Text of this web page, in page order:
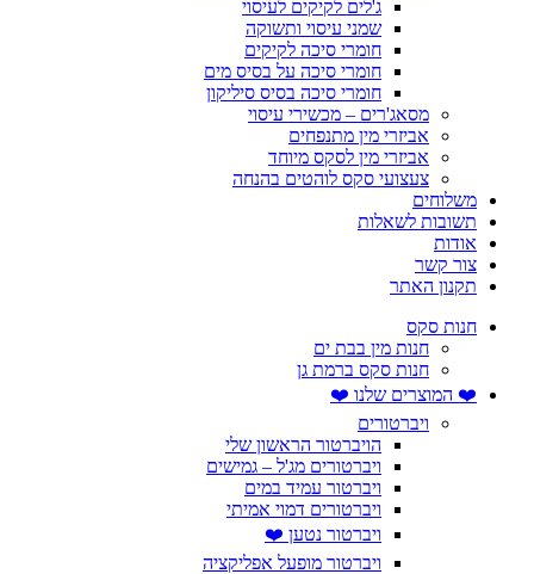
ג'לים לקיקים לעיסוי
שמני עיסוי ותשוקה
חומרי סיכה לקיקים
חומרי סיכה על בסיס מים
חומרי סיכה בסיס סיליקון
מסאג'רים – מכשירי עיסוי
אביזרי מין מתנפחים
אביזרי מין לסקס מיוחד
צעצועי סקס לוהטים בהנחה
משלוחים
תשובות לשאלות
אודות
צור קשר
תקנון האתר
חנות סקס
חנות מין בבת ים
חנות סקס ברמת גן
❤️ המוצרים שלנו ❤️
ויברטורים
הויברטור הראשון שלי
ויברטורים מג'ל – גמישים
ויברטור עמיד במים
ויברטורים דמוי אמיתי
ויברטור נטען ❤️
ויברטור מופעל אפליקציה